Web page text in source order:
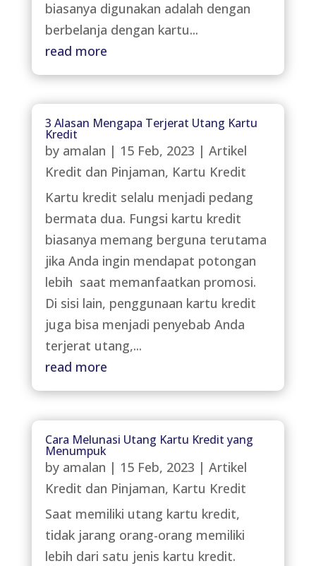
biasanya digunakan adalah dengan
berbelanja dengan kartu...
read more
3 Alasan Mengapa Terjerat Utang Kartu
Kredit
by amalan | 15 Feb, 2023 | Artikel
Kredit dan Pinjaman, Kartu Kredit
Kartu kredit selalu menjadi pedang
bermata dua. Fungsi kartu kredit
biasanya memang berguna terutama
jika Anda ingin mendapat potongan
lebih saat memanfaatkan promosi.
Di sisi lain, penggunaan kartu kredit
juga bisa menjadi penyebab Anda
terjerat utang,...
read more
Cara Melunasi Utang Kartu Kredit yang
Menumpuk
by amalan | 15 Feb, 2023 | Artikel
Kredit dan Pinjaman, Kartu Kredit
Saat memiliki utang kartu kredit,
tidak jarang orang-orang memiliki
lebih dari satu jenis kartu kredit.